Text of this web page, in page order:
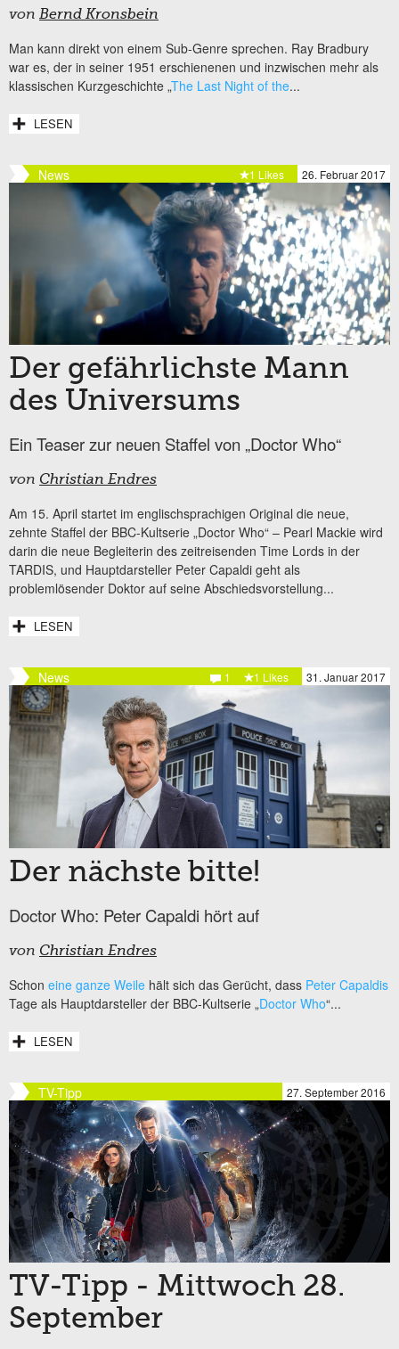
von Bernd Kronsbein
Man kann direkt von einem Sub-Genre sprechen. Ray Bradbury
war es, der in seiner 1951 erschienenen und inzwischen mehr als
klassischen Kurzgeschichte „The Last Night of the...
LESEN
News 26. Februar 2017
1 Likes
Der gefährlichste Mann
des Universums
Ein Teaser zur neuen Staffel von „Doctor Who“
von Christian Endres
Am 15. April startet im englischsprachigen Original die neue,
zehnte Staffel der BBC-Kultserie „Doctor Who“ – Pearl Mackie wird
darin die neue Begleiterin des zeitreisenden Time Lords in der
TARDIS, und Hauptdarsteller Peter Capaldi geht als
problemlösender Doktor auf seine Abschiedsvorstellung...
LESEN
News 31. Januar 2017
1 Likes
1
Der nächste bitte!
Doctor Who: Peter Capaldi hört auf
von Christian Endres
Schon eine ganze Weile hält sich das Gerücht, dass Peter Capaldis
Tage als Hauptdarsteller der BBC-Kultserie „Doctor Who“...
LESEN
TV-Tipp 27. September 2016
TV-Tipp - Mittwoch 28.
September